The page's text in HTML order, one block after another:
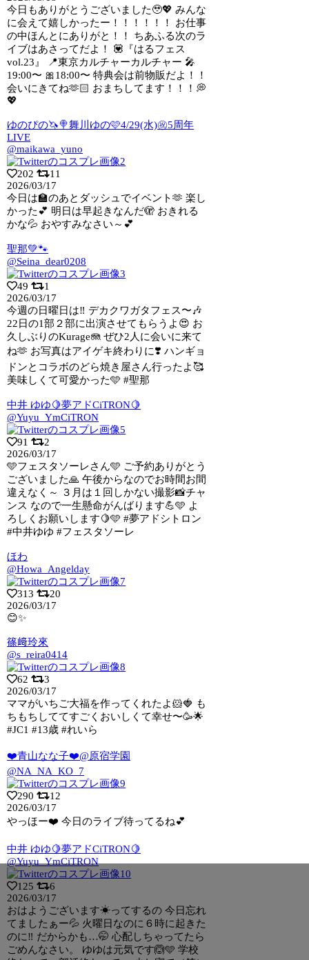
今日もありがとうございました🥹💖 みんな
に会えて嬉しかったー！！！！！！ お仕事
の中ほんとにありがと！！ ちあふる次のラ
イブはあさってだよ！ 💟『はるフェス
vol.23』 📍東京カルチャーカルチャー 🎤
19:00〜 🎀18:00〜 特典会は前物販だよ！！
会いにきてね🫶🏻 おまちしてます！！！💭
💖
ゆのぴの🦄🍭舞川ゆの🩷4/29(水)㊗5周年
LIVE
@maikawa_yuno
202
11
2026/03/17
今日は🏫のあとダッシュでイベント🫶 楽し
かった💕 明日は早起きなんだ🫣 おきれる
かな💦 おやすみなさい～💕
聖那💚🐾
@Seina_dear0208
49
1
2026/03/17
今週の日曜日は‼️ デカクワガタフェス〜🎶
22日の1部２部に出演させてもらうよ 😍 お
久しぶりのKurage🪼 ぜひ2人に会いに来て
ね🫶 お写真はアイゲキ終わりに❣️ ハンギョ
ドンとコラボのどら焼き屋さん行ったよ🥰
美味しくて可愛かった🩵 #聖那
中井 ゆゆ🍋夢アドCiTRON🍋
@Yuyu_YmCiTRON
91
2
2026/03/17
🩵フェスタソーレさん🩵 ご予約ありがとう
ございました🙏 午後からなのでお時間お間
違えなく～ ３月は１回しかない撮影📸チャ
ンス なので一生懸命がんばります💪🩵 よ
ろしくお願いします🍋🩵 #夢アドシトロン
#中井ゆゆ #フェスタソーレ
ほわ
@Howa_Angelday
313
20
2026/03/17
😊✨
篠﨑玲來
@s_reira0414
62
3
2026/03/17
ママがいちご大福を作ってくれたよ🐹🍓 も
ちもちしててすごくおいしくて幸せ〜🥳🌟
#JC1 #13歳 #れいら
❤️青山なな子❤️@原宿学園
@NA_NA_KO_7
290
12
2026/03/17
やっほー❤️ 今日のライブ待ってるね💕︎
中井 ゆゆ🍋夢アドCiTRON🍋
@Yuyu_YmCiTRON
125
6
2026/03/17
おはようございます☀ってするの 今日忘れ
てましたぁー💦 火曜日なのに６時に起きた
のに‼️ だからかも…🤭 心配しちゃってたら
ごめんなさい。 ゆゆは元気です🙆🩵 学校